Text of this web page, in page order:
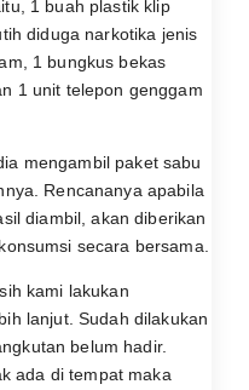
1 buah plastik klip
diduga narkotika jenis
1 bungkus bekas
1 unit telepon genggam
mengambil paket sabu
Rencananya apabila
diambil, akan diberikan
secara bersama.
kami lakukan
lanjut. Sudah dilakukan
belum hadir.
ada di tempat maka